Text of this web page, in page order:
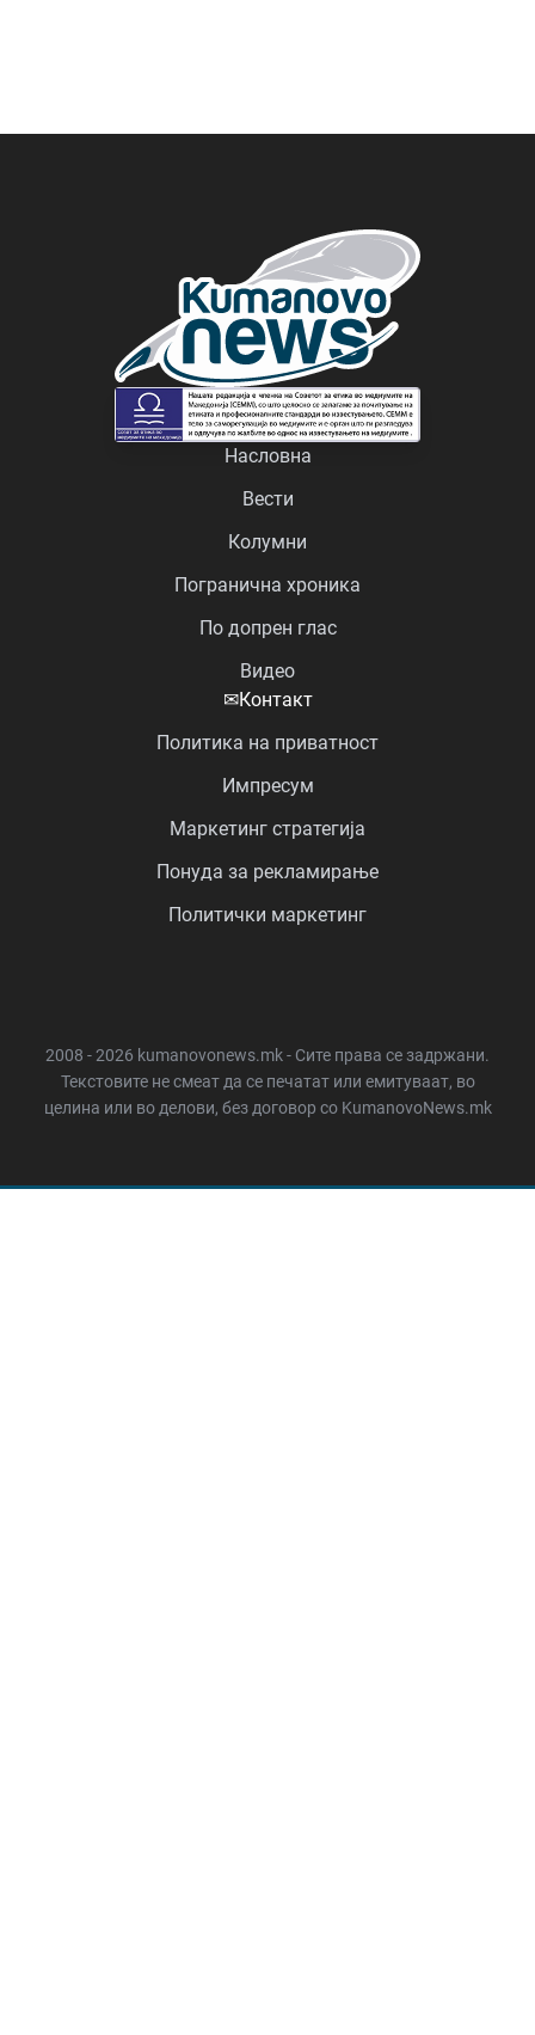
Насловна
Вести
Колумни
Погранична хроника
По допрен глас
Видео
✉Контакт
Политика на приватност
Импресум
Маркетинг стратегија
Понуда за рекламирање
Политички маркетинг
2008 - 2026 kumanovonews.mk - Сите права се задржани.
Текстовите не смеат да се печатат или емитуваат, во
целина или во делови, без договор со KumanovoNews.mk